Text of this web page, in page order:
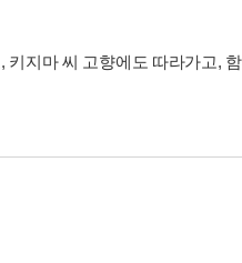
지마 씨 고향에도 따라가고,